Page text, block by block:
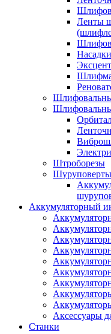
Ленты
Штроборезы
Аккумуляторный
Аксессуары
Станки